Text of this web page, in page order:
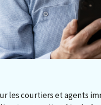
les courtiers et agents